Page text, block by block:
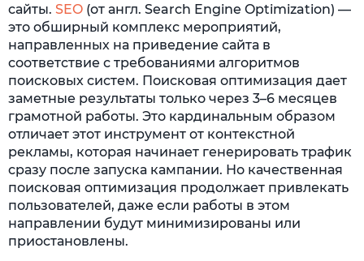
сайты. SEO (от англ. Search Engine Optimization) —
это обширный комплекс мероприятий,
направленных на приведение сайта в
соответствие с требованиями алгоритмов
поисковых систем. Поисковая оптимизация дает
заметные результаты только через 3–6 месяцев
грамотной работы. Это кардинальным образом
отличает этот инструмент от контекстной
рекламы, которая начинает генерировать трафик
сразу после запуска кампании. Но качественная
поисковая оптимизация продолжает привлекать
пользователей, даже если работы в этом
направлении будут минимизированы или
приостановлены.